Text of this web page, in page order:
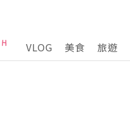
VLOG 美食 旅遊